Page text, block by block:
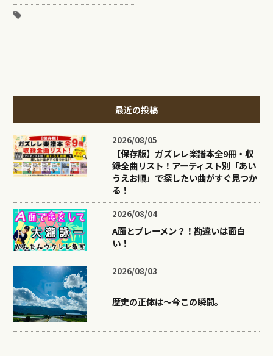
最近の投稿
2026/08/05
【保存版】ガズレレ楽譜本全9冊・収
録全曲リスト！アーティスト別「あい
うえお順」で探したい曲がすぐ見つか
る！
2026/08/04
A面とブレーメン？！勘違いは面白
い！
2026/08/03
歴史の正体は〜今この瞬間。